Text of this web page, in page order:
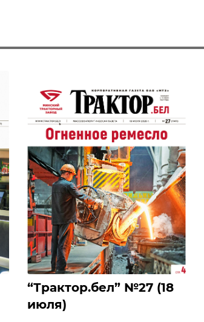
‎“Трактор.бел” №27 (18
июля)